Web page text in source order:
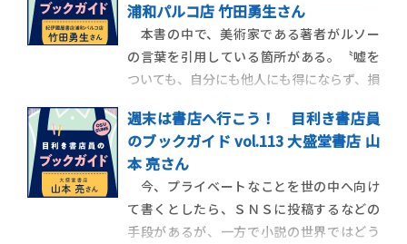
晩の物語。青春小説の定番と言える設定だ
が、それをこう書くか、と驚かされた。避
難所に指定された
浦和パルコ店 竹田勇生さん
本書の中で、美術家である著者がルソー
の言葉を引用している箇所がある。〝嘘を
ついても、自分にも他人にも得にならず、損
構である（中略）こうした虚構は、もはや
嘘ではなく、「言う義務のない真実の隠
蔽」と同様である〟これは『なめらかな
人』というエッセイ集の在り様を、真っ直
ぐに貫く槍のような
週末は書店へ行こう！ 目利き書店員
のブックガイド vol.113 大盛堂書店 山
本 亮さん
今、プライベートなことを世の中へ向け
て書くとしたら、ＳＮＳに投稿するなどの
手段があるが、一方で小説の世界ではどう